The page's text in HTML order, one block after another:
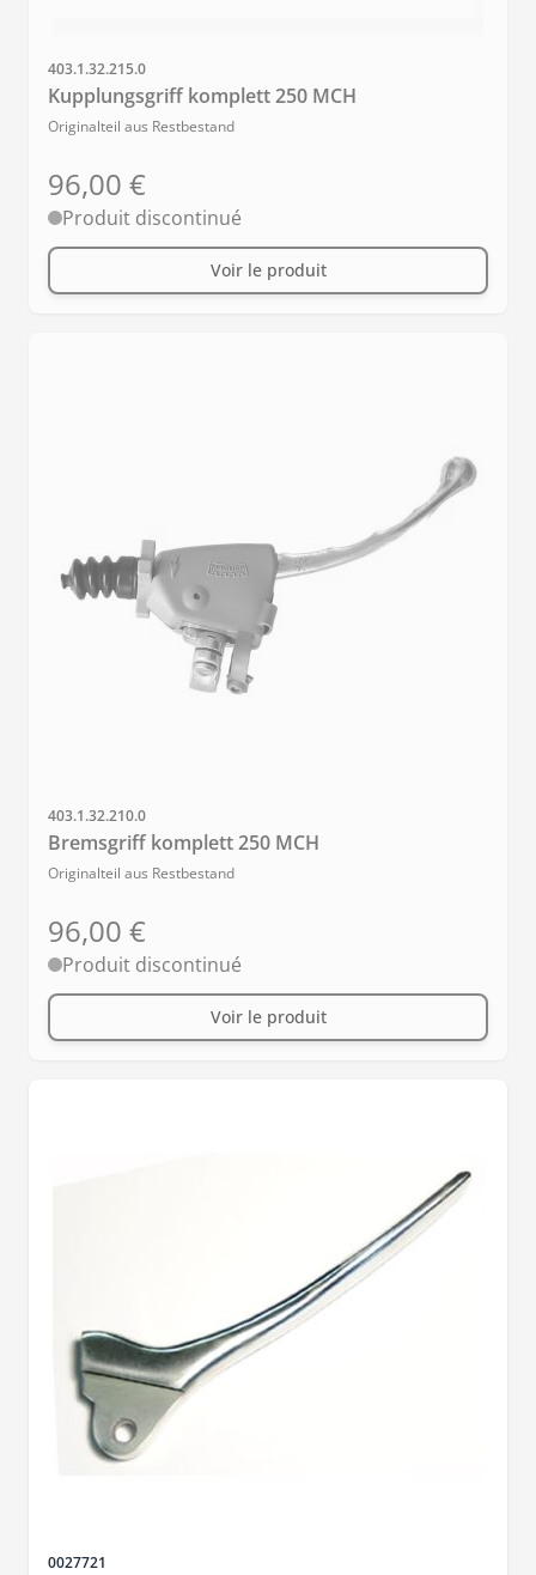
SKU
403.1.32.215.0
Kupplungsgriff komplett 250 MCH
Originalteil aus Restbestand
96,00 €
Produit discontinué
Voir le produit
SKU
403.1.32.210.0
Bremsgriff komplett 250 MCH
Originalteil aus Restbestand
96,00 €
Produit discontinué
Voir le produit
SKU
0027721